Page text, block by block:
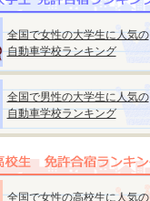
全国で女性の大学生に人気の
自動車学校ランキング
全国で男性の大学生に人気の
自動車学校ランキング
全国で女性の高校生に人気の